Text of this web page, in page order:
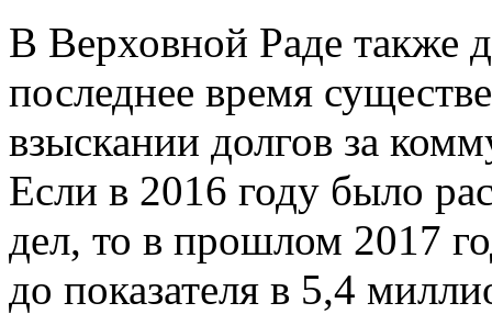
В Верховной Раде также
последнее время
взыскании долгов за
Если в 2016 году было
дел, то в прошлом 2017
до показателя в 5,4